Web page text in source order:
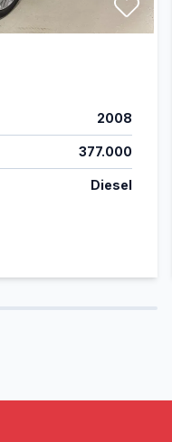
2008
377.000
Diesel